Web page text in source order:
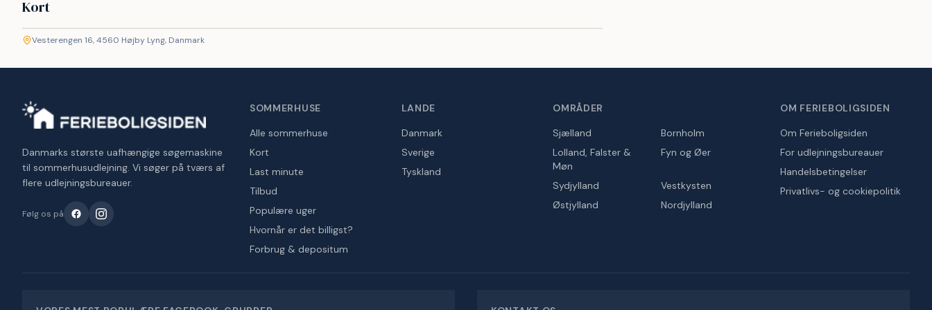
Kort
+
−
Vesterengen 16, 4560 Højby Lyng, Danmark
Danmarks største uafhængige søgemaskine
til sommerhusudlejning. Vi søger på tværs af
flere udlejningsbureauer.
Følg os på
SOMMERHUSE
Alle sommerhuse
Kort
Last minute
Tilbud
Populære uger
Hvornår er det billigst?
Forbrug & depositum
LANDE
Danmark
Sverige
Tyskland
OMRÅDER
Sjælland
Bornholm
Lolland, Falster &
Møn
Fyn og Øer
Sydjylland
Vestkysten
Østjylland
Nordjylland
OM FERIEBOLIGSIDEN
Om Ferieboligsiden
For udlejningsbureauer
Handelsbetingelser
Privatlivs- og cookiepolitik